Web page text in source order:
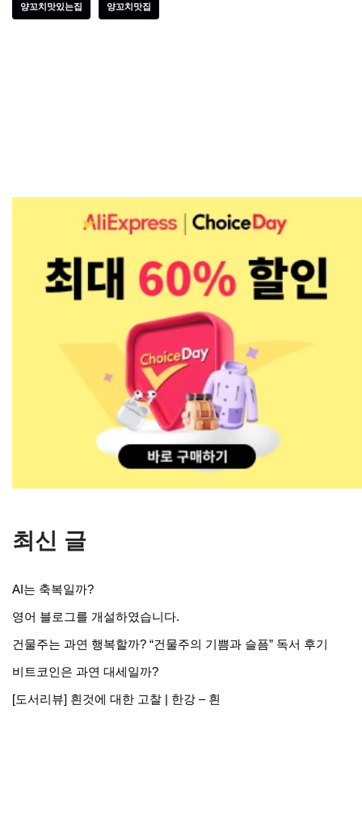
양꼬치맛있는집 양꼬치맛집
최신 글
AI는 축복일까?
영어 블로그를 개설하였습니다.
건물주는 과연 행복할까? “건물주의 기쁨과 슬픔” 독서 후기
비트코인은 과연 대세일까?
[도서리뷰] 흰것에 대한 고찰 | 한강 – 흰